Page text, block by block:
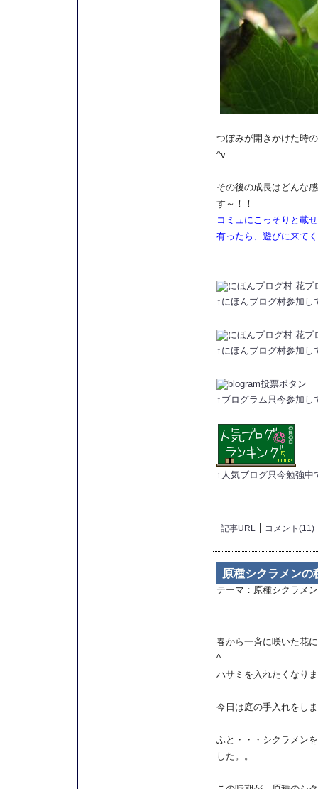
つぼみが開きかけた時
^v
その後の成長はどんな
す～！！
コミュにこっそりと載
有ったら、遊びに来て
↑にほんブログ村参加し
↑にほんブログ村参加し
↑ブログラム只今参加し
↑人気ブログ只今勉強中
記事URL コメント(11)
原種シクラメン
テーマ： 原種シクラメン
春から一斉に咲いた花
^
ハサミを入れたくなり
今日は庭の手入れをし
ふと・・・シクラメン
した。。